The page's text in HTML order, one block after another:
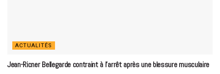
ACTUALITÉS
Jean-Ricner Bellegarde contraint à l’arrêt après une blessure musculaire